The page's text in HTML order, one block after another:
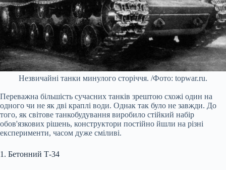
Незвичайні танки минулого сторіччя. /Фото: topwar.ru.
Переважна більшість сучасних танків зрештою схожі один на
одного чи не як дві краплі води. Однак так було не завжди. До
того, як світове танкобудування виробило стійкий набір
обов'язкових рішень, конструктори постійно йшли на різні
експерименти, часом дуже сміливі.
1. Бетонний Т-34